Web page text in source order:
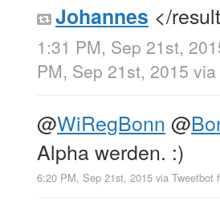
Johannes </
1:31 PM, Sep 21st,
PM, Sep 21st, 2015 via
@WiRegBonn @
Alpha werden. :)
6:20 PM, Sep 21st, 2015 via Tweetbot